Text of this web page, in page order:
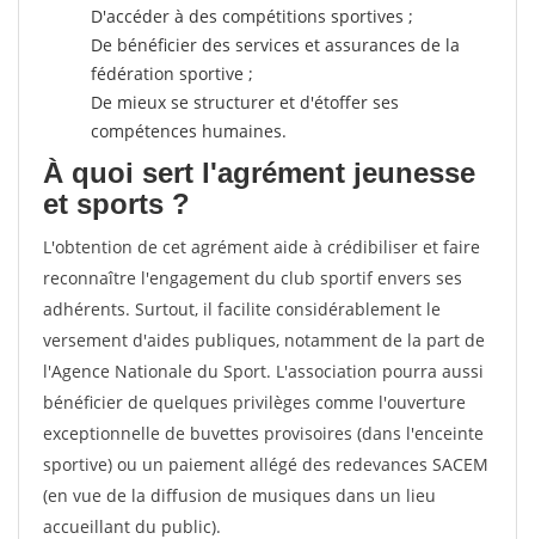
D'accéder à des compétitions sportives ;
De bénéficier des services et assurances de la
fédération sportive ;
De mieux se structurer et d'étoffer ses
compétences humaines.
À quoi sert l'agrément jeunesse
et sports ?
L'obtention de cet agrément aide à crédibiliser et faire
reconnaître l'engagement du club sportif envers ses
adhérents. Surtout, il facilite considérablement le
versement d'aides publiques, notamment de la part de
l'Agence Nationale du Sport. L'association pourra aussi
bénéficier de quelques privilèges comme l'ouverture
exceptionnelle de buvettes provisoires (dans l'enceinte
sportive) ou un paiement allégé des redevances SACEM
(en vue de la diffusion de musiques dans un lieu
accueillant du public).